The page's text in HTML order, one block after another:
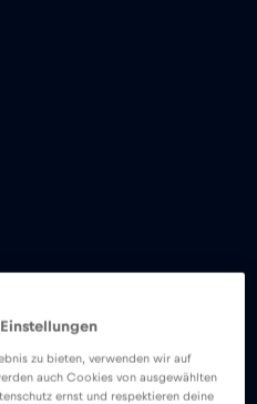
zu bieten, verwenden wir auf
auch Cookies von ausgewählten
ernst und respektieren deine